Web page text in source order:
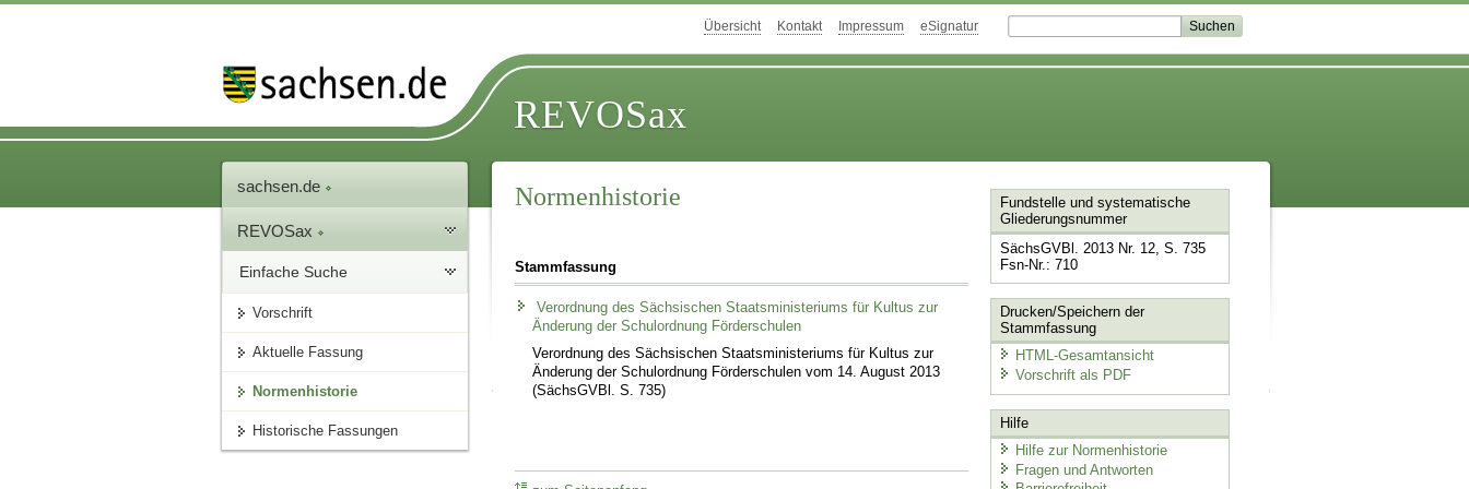
Übersicht Kontakt Impressum eSignatur
REVOSax
sachsen.de
REVOSax
Einfache Suche
Vorschrift
Aktuelle Fassung
Normenhistorie
Historische Fassungen
Normenhistorie
Stammfassung
Verordnung des Sächsischen Staatsministeriums für Kultus zur
Änderung der Schulordnung Förderschulen
Verordnung des Sächsischen Staatsministeriums für Kultus zur
Änderung der Schulordnung Förderschulen vom 14. August 2013
(SächsGVBl. S. 735)
Fundstelle und systematische
Gliederungsnummer
SächsGVBl. 2013 Nr. 12, S. 735
Fsn-Nr.: 710
Drucken/Speichern der
Stammfassung
HTML-Gesamtansicht
Vorschrift als PDF
Hilfe
Hilfe zur Normenhistorie
Fragen und Antworten